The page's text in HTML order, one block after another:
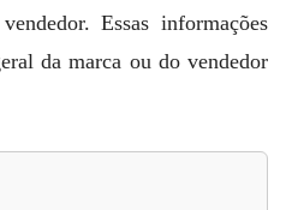
Essas informações
da marca ou do vendedor